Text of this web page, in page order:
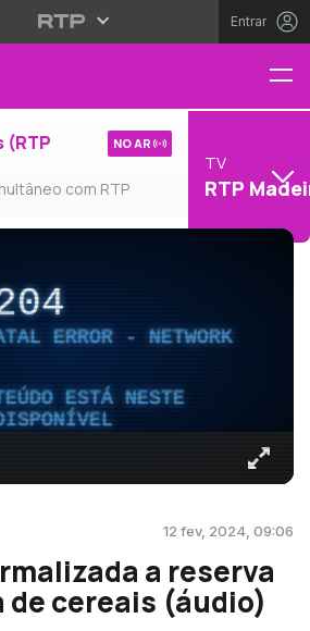
Entrar
(RTP
com RTP
NO AR
TV
RTP
ERROR - NETWORK
ESTÁ NESTE
12 fev, 2024, 09:06
a reserva
cereais (áudio)